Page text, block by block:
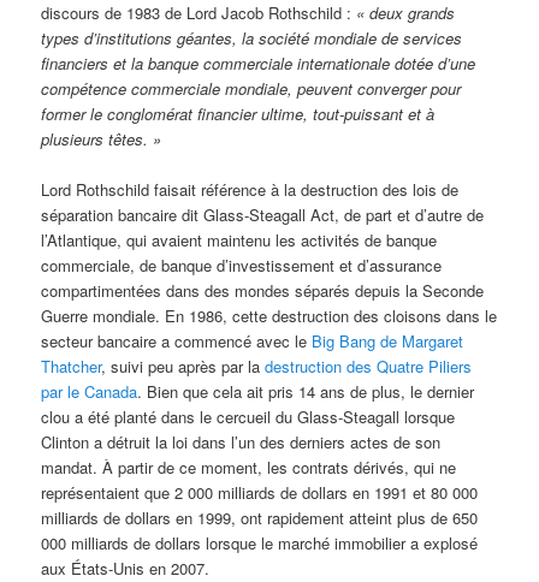
discours de 1983 de Lord Jacob Rothschild : « deux grands
types d’institutions géantes, la société mondiale de services
financiers et la banque commerciale internationale dotée d’une
compétence commerciale mondiale, peuvent converger pour
former le conglomérat financier ultime, tout-puissant et à
plusieurs têtes. »
Lord Rothschild faisait référence à la destruction des lois de
séparation bancaire dit Glass-Steagall Act, de part et d’autre de
l’Atlantique, qui avaient maintenu les activités de banque
commerciale, de banque d’investissement et d’assurance
compartimentées dans des mondes séparés depuis la Seconde
Guerre mondiale. En 1986, cette destruction des cloisons dans le
secteur bancaire a commencé avec le Big Bang de Margaret
Thatcher, suivi peu après par ladestruction des Quatre Piliers
par le Canada. Bien que cela ait pris 14 ans de plus, le dernier
clou a été planté dans le cercueil du Glass-Steagall lorsque
Clinton a détruit la loi dans l’un des derniers actes de son
mandat. À partir de ce moment, les contrats dérivés, qui ne
représentaient que 2 000 milliards de dollars en 1991 et 80 000
milliards de dollars en 1999, ont rapidement atteint plus de 650
000 milliards de dollars lorsque le marché immobilier a explosé
aux États-Unis en 2007.